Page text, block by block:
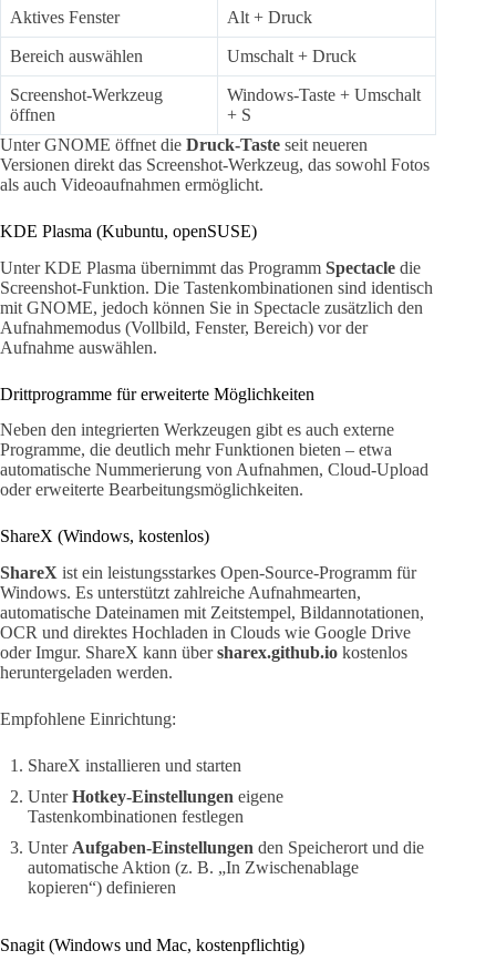
Aktives Fenster Alt + Druck
Bereich auswählen Umschalt + Druck
Screenshot-Werkzeug
öffnen
Windows-Taste + Umschalt
+ S
Unter GNOME öffnet die Druck-Taste seit neueren
Versionen direkt das Screenshot-Werkzeug, das sowohl Fotos
als auch Videoaufnahmen ermöglicht.
KDE Plasma (Kubuntu, openSUSE)
Unter KDE Plasma übernimmt das Programm Spectacle die
Screenshot-Funktion. Die Tastenkombinationen sind identisch
mit GNOME, jedoch können Sie in Spectacle zusätzlich den
Aufnahmemodus (Vollbild, Fenster, Bereich) vor der
Aufnahme auswählen.
Drittprogramme für erweiterte Möglichkeiten
Neben den integrierten Werkzeugen gibt es auch externe
Programme, die deutlich mehr Funktionen bieten – etwa
automatische Nummerierung von Aufnahmen, Cloud-Upload
oder erweiterte Bearbeitungsmöglichkeiten.
ShareX (Windows, kostenlos)
ShareX ist ein leistungsstarkes Open-Source-Programm für
Windows. Es unterstützt zahlreiche Aufnahmearten,
automatische Dateinamen mit Zeitstempel, Bildannotationen,
OCR und direktes Hochladen in Clouds wie Google Drive
oder Imgur. ShareX kann übersharex.github.io kostenlos
heruntergeladen werden.
Empfohlene Einrichtung:
ShareX installieren und starten
UnterHotkey-Einstellungen eigene
Tastenkombinationen festlegen
Unter Aufgaben-Einstellungen den Speicherort und die
automatische Aktion (z. B. „In Zwischenablage
kopieren“) definieren
Snagit (Windows und Mac, kostenpflichtig)